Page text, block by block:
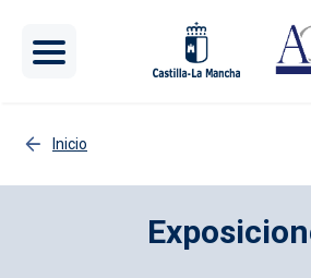
Inicio